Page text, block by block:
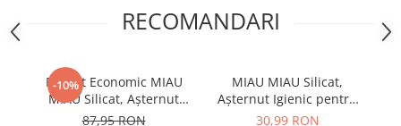
RECOMANDARI
-10%
Pachet Economic MIAU
MIAU Silicat, Așternut
Igienic pentru Pisică,
87,95 RON
MIAU MIAU Silicat,
Așternut Igienic pentru
Pisică, Clumping, 5L
30,99 RON